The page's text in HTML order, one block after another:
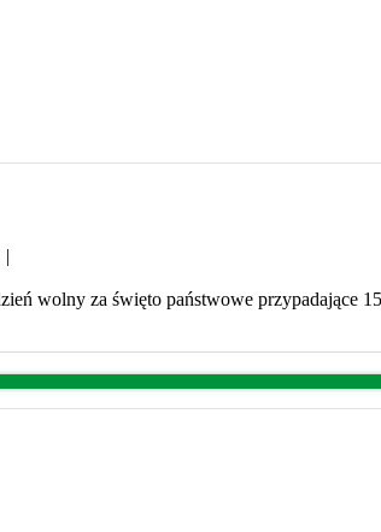
|
wolny za święto państwowe przypadające